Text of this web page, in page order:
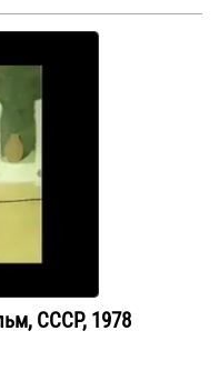
СССР, 1978